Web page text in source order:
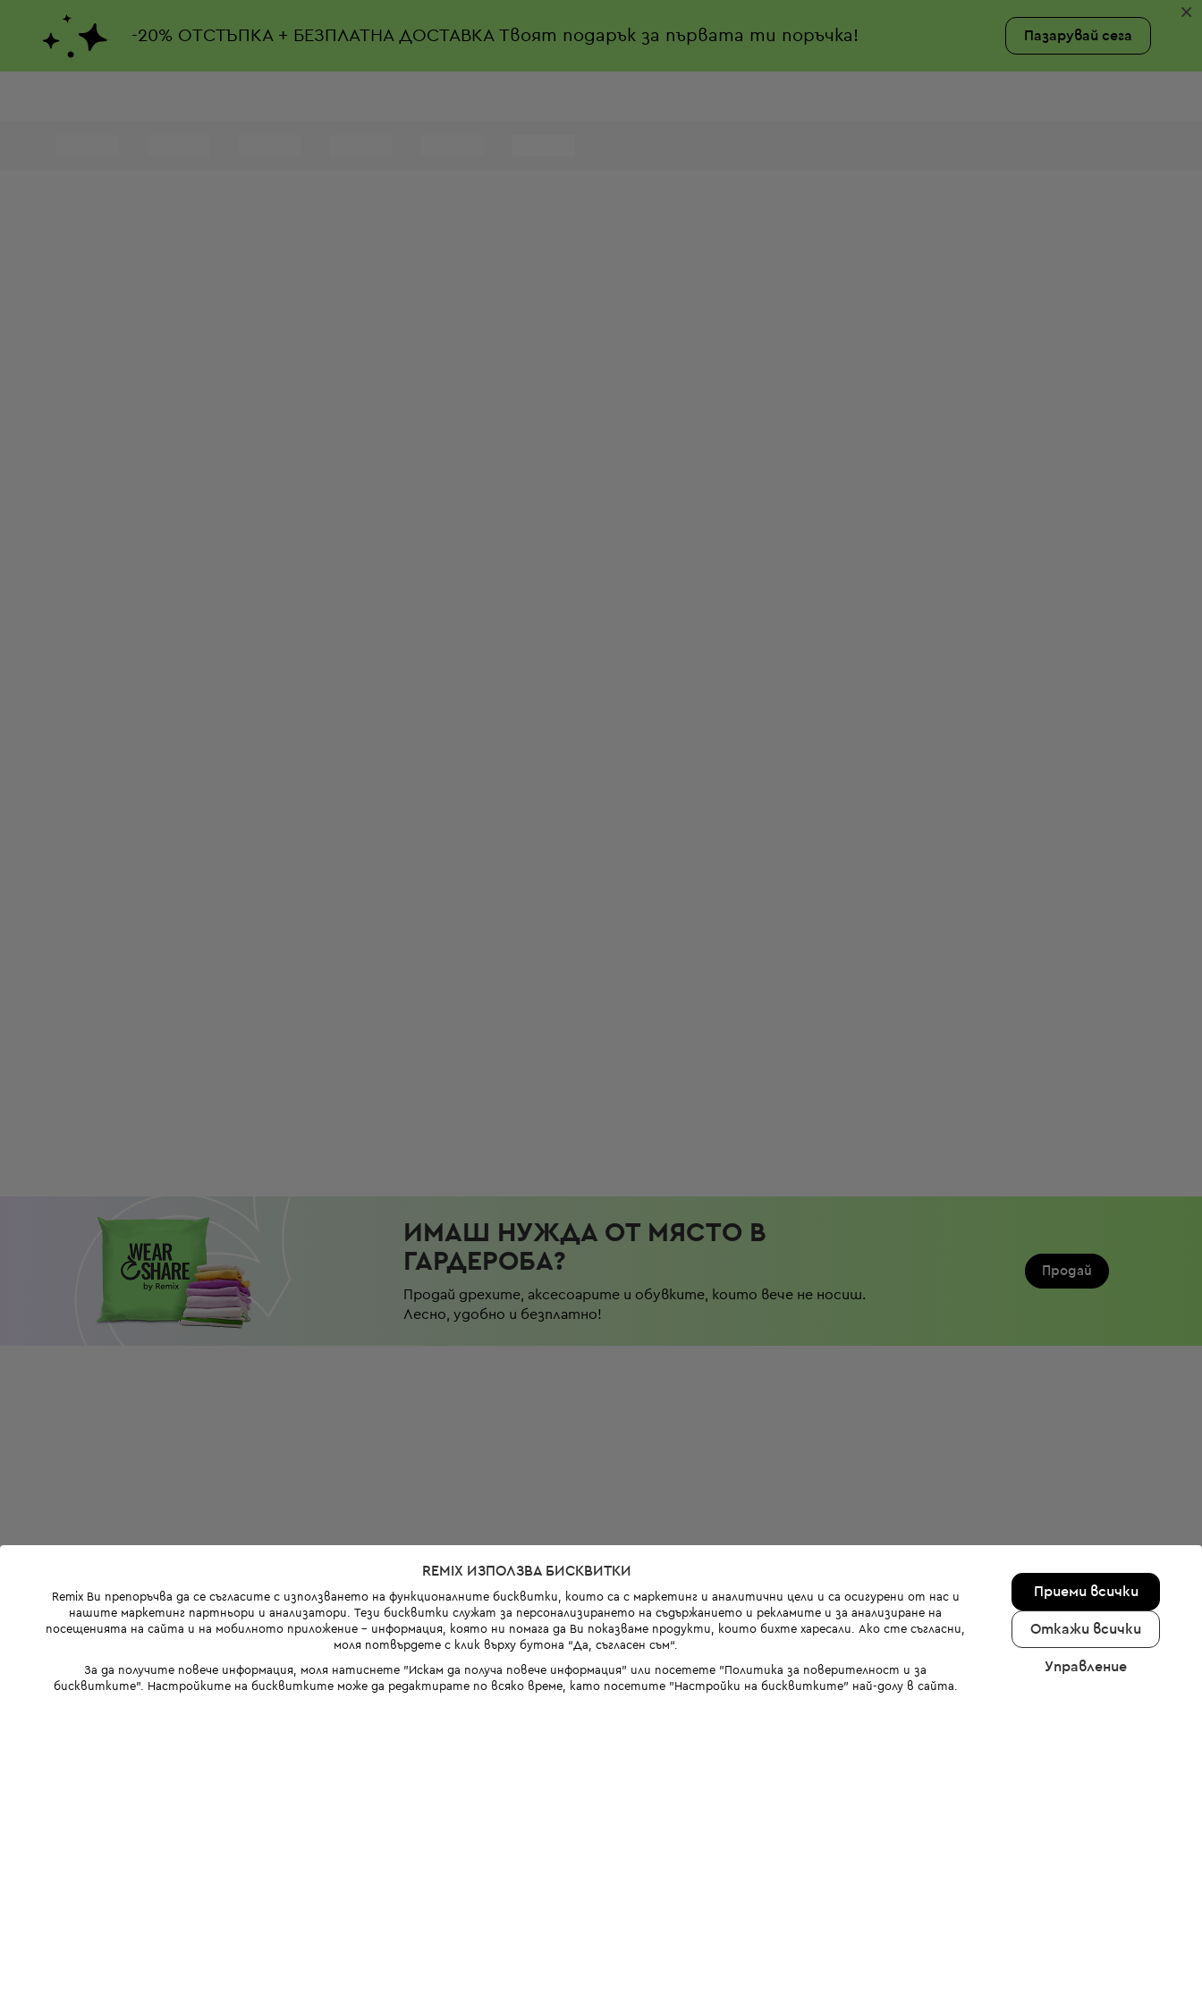
-20% ОТСТЪПКА + БЕЗПЛАТНА ДОСТАВКАТвоят подарък за първата ти поръчка! Пазарувай сега
×
ИМАШ НУЖДА ОТ МЯСТО В
ГАРДЕРОБА?
Продай дрехите, аксесоарите и обувките, които вече не носиш.
Лесно, удобно и безплатно!
Продай
REMIX ИЗПОЛЗВА БИСКВИТКИ
Remix Ви препоръчва да се съгласите с използването на функционалните бисквитки, които са с маркетинг и аналитични цели и са осигурени от нас и
нашите маркетинг партньори и анализатори. Тези бисквитки служат за персонализирането на съдържанието и рекламите и за анализиране на
посещенията на сайта и на мобилното приложение - информация, която ни помага да Ви показваме продукти, които бихте харесали. Ако сте съгласни,
моля потвърдете с клик върху бутона “Да, съгласен съм“.
За да получите повече информация, моля натиснете "Искам да получа повече информация" или посетете "Политика за поверителност и за
бисквитките". Настройките на бисквитките може да редактирате по всяко време, като посетите "Настройки на бисквитките" най-долу в сайта.
Приеми всички
Откажи всички
Управление